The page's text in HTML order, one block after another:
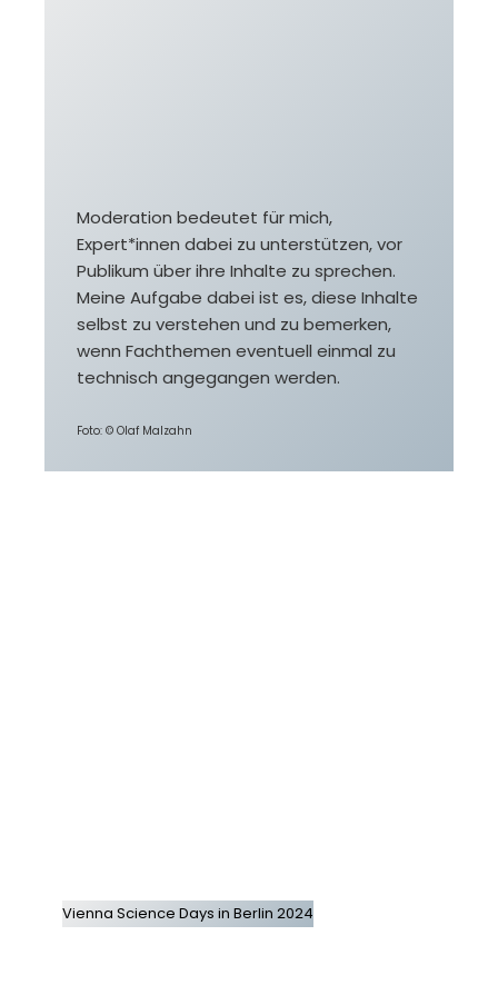
Moderation bedeutet für mich,
Expert*innen dabei zu unterstützen, vor
Publikum über ihre Inhalte zu sprechen.
Meine Aufgabe dabei ist es, diese Inhalte
selbst zu verstehen und zu bemerken,
wenn Fachthemen eventuell einmal zu
technisch angegangen werden.
Foto: © Olaf Malzahn
Vienna Science Days in Berlin 2024